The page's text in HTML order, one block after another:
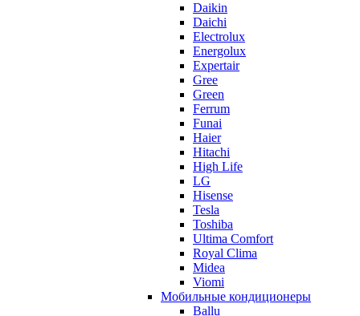
Daikin
Daichi
Electrolux
Energolux
Expertair
Gree
Green
Ferrum
Funai
Haier
Hitachi
High Life
LG
Hisense
Tesla
Toshiba
Ultima Comfort
Royal Clima
Midea
Viomi
Мобильные кондиционеры
Ballu